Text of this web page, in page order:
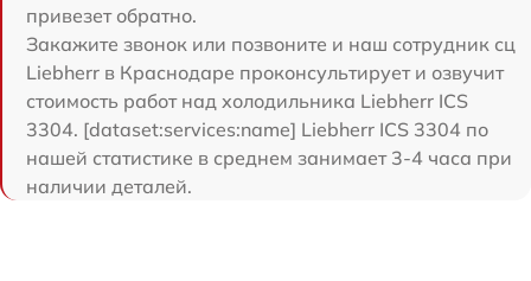
привезет обратно.
Закажите звонок или позвоните и наш сотрудник сц
Liebherr в Краснодаре проконсультирует и озвучит
стоимость работ над холодильника Liebherr ICS
3304. [dataset:services:name] Liebherr ICS 3304 по
нашей статистике в среднем занимает 3-4 часа при
наличии деталей.